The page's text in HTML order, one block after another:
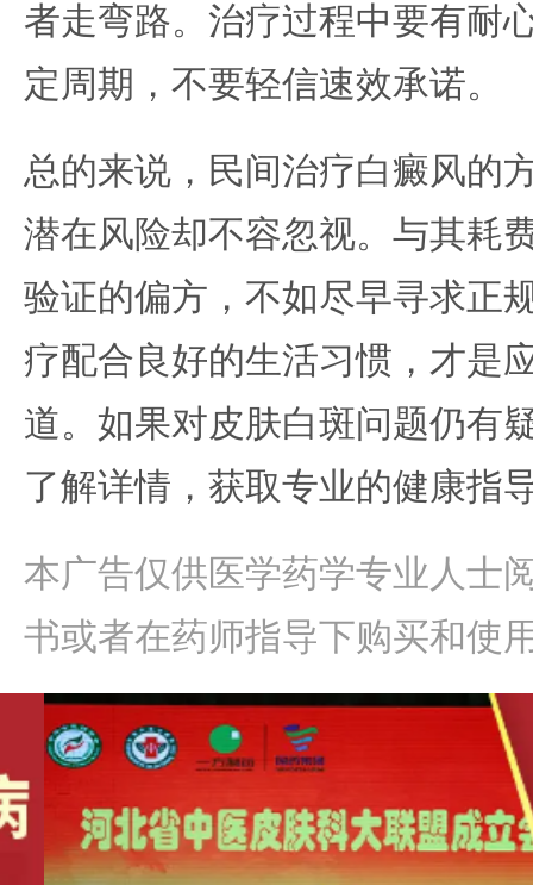
者走弯路。治疗过程中要有耐
定周期，不要轻信速效承诺。
总的来说，民间治疗白癜风的
潜在风险却不容忽视。与其耗
验证的偏方，不如尽早寻求正
疗配合良好的生活习惯，才是
道。如果对皮肤白斑问题仍有
了解详情，获取专业的健康指
本广告仅供医学药学专业人士
书或者在药师指导下购买和使